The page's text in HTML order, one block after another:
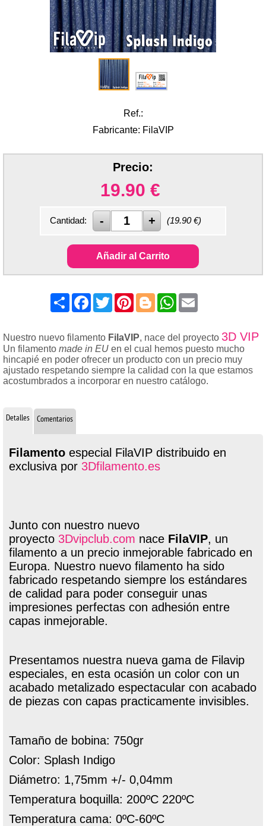
Ref.:
Fabricante: FilaVIP
Precio:
19.90 €
Cantidad: (19.90€)
Añadir al Carrito
ShareFacebook
TwitterPinterest
BloggerWhatsApp
Nuestro nuevo filamento FilaVIP, nace del proyecto 3D VIP
Un filamento made in EU en el cual hemos puesto mucho
hincapié en poder ofrecer un producto con un precio muy
ajustado respetando siempre la calidad con la que estamos
acostumbrados a incorporar en nuestro catálogo.
Detalles Comentarios
Filamento especial FilaVIP distribuido en
exclusiva por 3Dfilamento.es
Junto con nuestro nuevo
proyecto 3Dvipclub.com nace FilaVIP, un
filamento a un precio inmejorable fabricado en
Europa. Nuestro nuevo filamento ha sido
fabricado respetando siempre los estándares
de calidad para poder conseguir unas
impresiones perfectas con adhesión entre
capas inmejorable.
Presentamos nuestra nueva gama de Filavip
especiales, en esta ocasión un color con un
acabado metalizado espectacular con acabado
de piezas con capas practicamente invisibles.
Tamaño de bobina: 750gr
Color: Splash Indigo
Diámetro: 1,75mm +/- 0,04mm
Temperatura boquilla: 200ºC 220ºC
Temperatura cama: 0ºC-60ºC